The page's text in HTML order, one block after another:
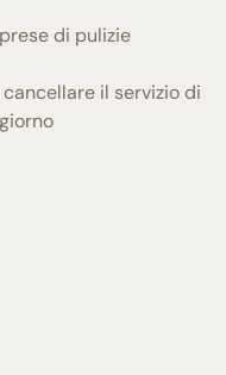
di pulizie
il servizio di